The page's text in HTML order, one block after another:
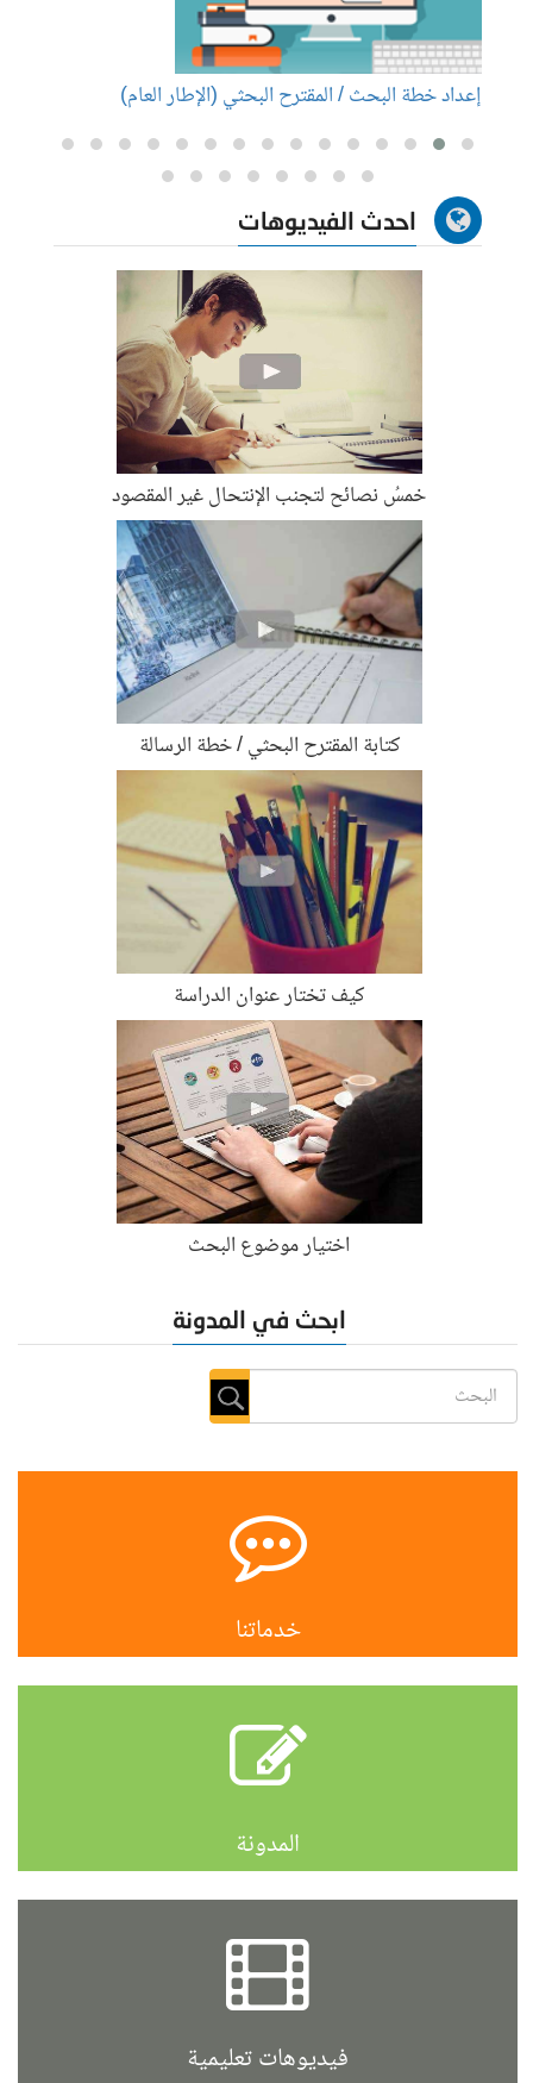
إعداد خطة البحث / المقترح البحثي (الإطار العام)
احدث الفيديوهات
خمسُ نصائح لتجنب الإنتحال غير المقصود
كتابة المقترح البحثي / خطة الرسالة
كيف تختار عنوان الدراسة
اختيار موضوع البحث
ابحث في المدونة
خدماتنا
المدونة
فيديوهات تعليمية